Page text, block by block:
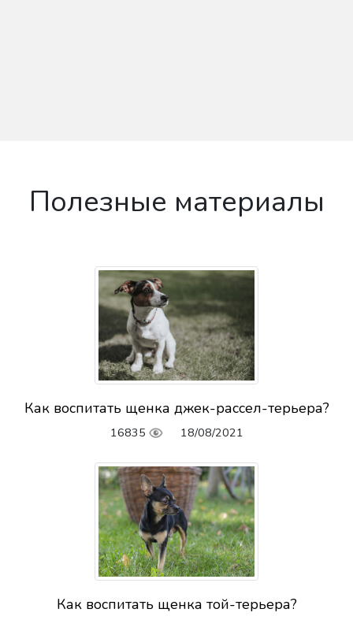
Полезные материалы
Как воспитать щенка джек-рассел-терьера?
16835 18/08/2021
Как воспитать щенка той-терьера?